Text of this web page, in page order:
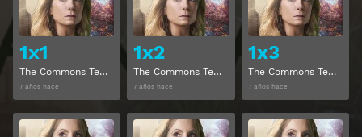
1x1
The Commons Temporada 1 Capitulo 1
7 años hace
1x2
The Commons Temporada 1 Capitulo 2
7 años hace
1x3
The Commons Temporada 1 Capitulo 3
7 años hace
Ver Ver